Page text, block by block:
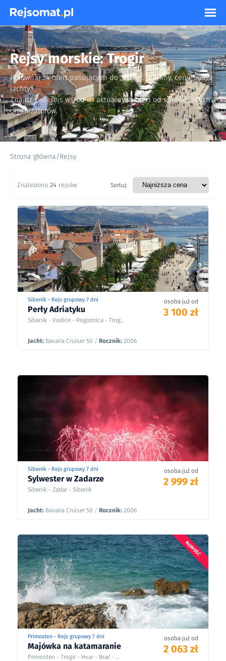
Rejsy morskie: Trogir
Porównaj 24 ofert pasujących do „trogir”: terminy, ceny, trasy i
jachty.
Znajdź swój rejs wśród24aktualnych ofert od sprawdzonych
organizatorów.
Strona główna/Rejsy
Znaleziono 24 rejsów Sortuj:
Sibenik - Rejs grupowy 7 dni
Perły Adriatyku
Sibenik - Vodice - Rogoznica - Trog...
Jacht: Bavaria Cruiser 50 / Rocznik: 2006
osoba już od
3 100 zł
Sibenik - Rejs grupowy 7 dni
Sylwester w Zadarze
Sibenik - Zadar - Sibenik
Jacht: Bavaria Cruiser 50 / Rocznik: 2006
osoba już od
2 999 zł
NOWOŚĆ
Primosten - Rejs grupowy 7 dni
Majówka na katamaranie
Primosten - Trogir - Hvar - Brać - ...
osoba już od
2 063 zł